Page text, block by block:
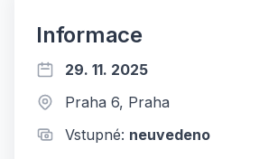
Informace
29. 11. 2025
Praha 6, Praha
Vstupné: neuvedeno